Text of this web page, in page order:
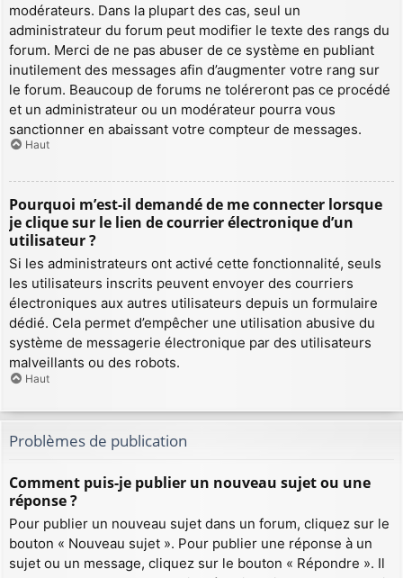
modérateurs. Dans la plupart des cas, seul un
administrateur du forum peut modifier le texte des rangs du
forum. Merci de ne pas abuser de ce système en publiant
inutilement des messages afin d’augmenter votre rang sur
le forum. Beaucoup de forums ne toléreront pas ce procédé
et un administrateur ou un modérateur pourra vous
sanctionner en abaissant votre compteur de messages.
Haut
Pourquoi m’est-il demandé de me connecter lorsque
je clique sur le lien de courrier électronique d’un
utilisateur ?
Si les administrateurs ont activé cette fonctionnalité, seuls
les utilisateurs inscrits peuvent envoyer des courriers
électroniques aux autres utilisateurs depuis un formulaire
dédié. Cela permet d’empêcher une utilisation abusive du
système de messagerie électronique par des utilisateurs
malveillants ou des robots.
Haut
Problèmes de publication
Comment puis-je publier un nouveau sujet ou une
réponse ?
Pour publier un nouveau sujet dans un forum, cliquez sur le
bouton « Nouveau sujet ». Pour publier une réponse à un
sujet ou un message, cliquez sur le bouton « Répondre ». Il